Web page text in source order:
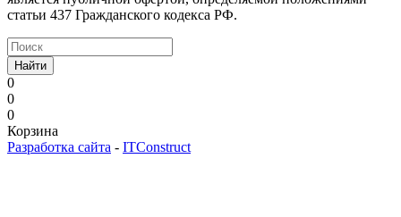
статьи 437 Гражданского кодекса РФ.
Найти
0
0
0
Корзина
Разработка сайта - ITConstruct